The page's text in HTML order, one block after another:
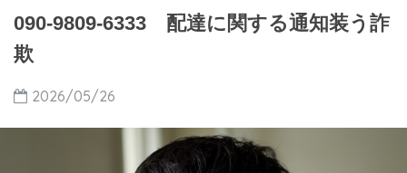
090-9809-6333 配達に関する通知装う詐
欺
2026/05/26